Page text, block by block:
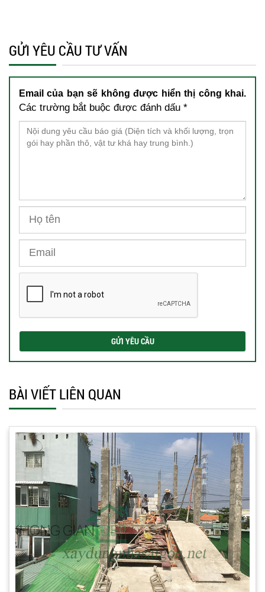
GỬI YÊU CẦU TƯ VẤN
Email của bạn sẽ không được hiển thị công khai.
Các trường bắt buộc được đánh dấu *
BÀI VIẾT LIÊN QUAN